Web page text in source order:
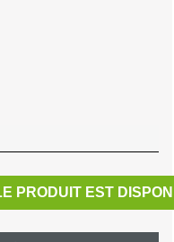
PRODUIT EST